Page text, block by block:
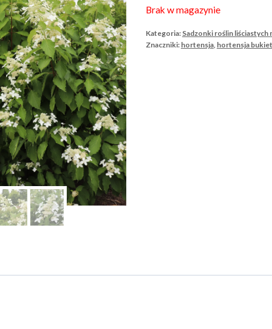
Brak w magazynie
Kategoria: Sadzonki roślin liściastych
Znaczniki: hortensja, hortensja